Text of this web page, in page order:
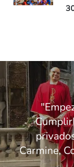
Carmine,